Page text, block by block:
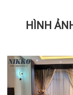
HÌNH